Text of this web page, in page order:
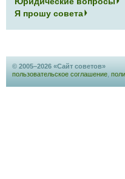
Я прошу совета
© 2005–2026 «Сайт советов»
пользовательское соглашение